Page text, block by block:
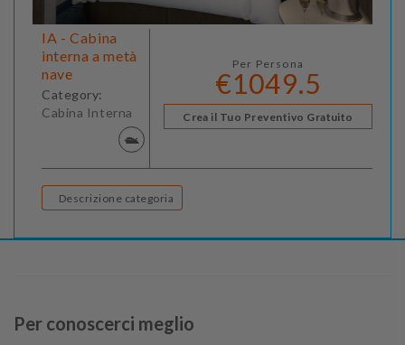
IA - Cabina
interna a metà
nave
Category:
Cabina Interna
Per Persona
€1049.5
Crea il Tuo Preventivo Gratuito
Descrizione categoria
Per conoscerci meglio